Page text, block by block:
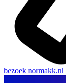
bezoek normakk.nl